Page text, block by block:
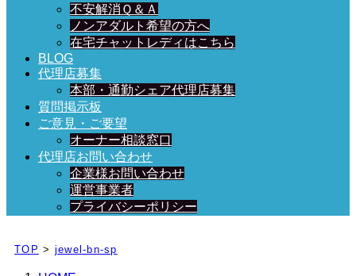
不安解消Ｑ＆Ａ
ノンアダルト希望の方へ
在宅チャットレディはこちら
BLOG
代理店募集
本部・通勤シェア代理店募集
質問掲示板
ご意見・ご要望
オーナー相談窓口
代理店お問い合わせ
企業様お問い合わせ
運営事業者
プライバシーポリシー
TOP > jewel-bn-sp